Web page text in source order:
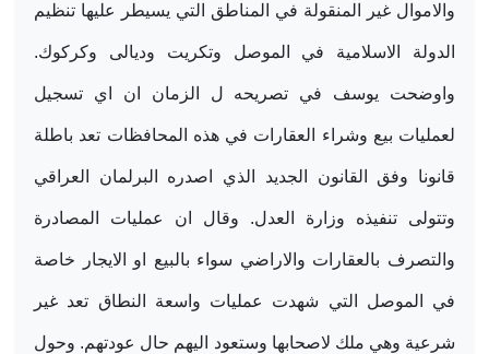
والاموال غير المنقولة في المناطق التي يسيطر عليها تنظيم
الدولة الاسلامية في الموصل وتكريت وديالى وكركوك.
واوضحت يوسف في تصريحه ل الزمان ان اي تسجيل
لعمليات بيع وشراء العقارات في هذه المحافظات تعد باطلة
قانونا وفق القانون الجديد الذي اصدره البرلمان العراقي
وتتولى تنفيذه وزارة العدل. وقال ان عمليات المصادرة
والتصرف بالعقارات والاراضي سواء بالبيع او الايجار خاصة
في الموصل التي شهدت عمليات واسعة النطاق تعد غير
شرعية وهي ملك لاصحابها وستعود اليهم حال عودتهم. وحول